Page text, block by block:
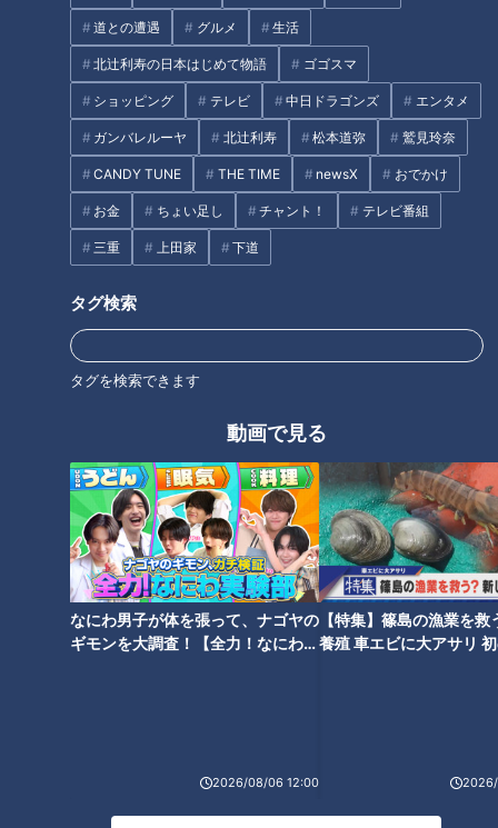
道との遭遇 グルメ 生活
北辻利寿の日本はじめて物語 ゴゴスマ
ショッピング テレビ 中日ドラゴンズ エンタメ
ガンバレルーヤ 北辻利寿 松本道弥 鷲見玲奈
CANDY TUNE THE TIME newsX おでかけ
お金 ちょい足し チャント！ テレビ番組
三重 上田家 下道
タグ検索
タグを検索できます
動画で見る
なにわ男子が体を張って、ナゴヤの
ギモンを大調査！【全力！なにわ実
2026/08/06 12:00
【特集】篠島の漁業を救
養殖 車エビに大アサリ
市」の2種類のみとなっている。
一宮市は市制100周年の新生
「政令指定都市」は人口50万人以上が条件で現在20市、「中
核市」はそれに準ずる位置づけで人口20万人以上が条件、四
半世紀前の1996年4月にスタートして、当初は12市だったが、
2021年3月の時点で60市まで増えた。
「中核市」には、愛知県豊田市、岡崎市、豊橋市、岐阜県岐阜
市が名を連ねる。そこに新たに加わったのが愛知県一宮市だっ
た。長野県松本市も同時に「中核市」になり、合わせて62に
「中核市」が増えたことになる。人口38万人余り、古くは繊
維の町として知られてきた一宮市は、2021年9月に市制100周
「中核市」のメリットとは？